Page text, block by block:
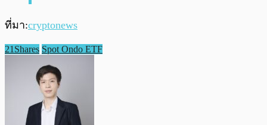
ที่มา:cryptonews
21Shares Spot Ondo ETF